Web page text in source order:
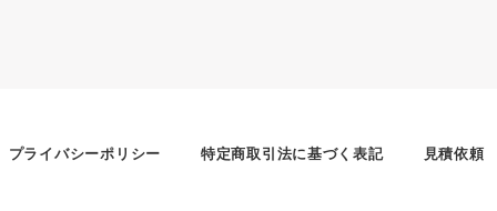
プライバシーポリシー 特定商取引法に基づく表記 見積依頼